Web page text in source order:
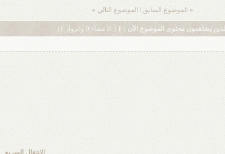
« الموضوع السابق الموضوع التالي »
الذين يشاهدون محتوى الموضوع الآن : 1 ( الأعضاء 0 والزوار 1)
الانتقال السريع